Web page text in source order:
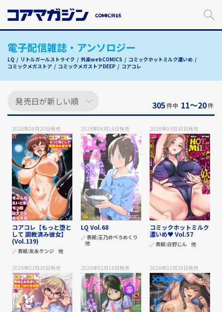
電子配信雑誌・アンソロジー
LQ リトルガールストライク 外楽webCOMICS
コミックホットミルク濃いめ
コミックメガストア
コミックメガストアDEEP コアコレ
305件中 11〜20件
2026年04月20日発売
コアコレ【もっと堕と
して 調教済み彼女】
(Vol.139)
表紙:友永ケンジ 他
2026年04月14日発売
LQ Vol.68
表紙:玉乃井ぺろめくり
他
2026年03月30日発売
コミックホットミルク
濃いめ♥ Vol.57
表紙:白野じん 他
2026年03月20日発売 2026年03月14日発売 2026年02月24日発売